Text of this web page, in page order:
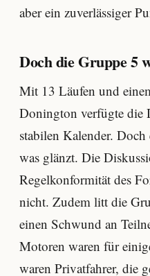
aber ein zuverlässiger
Doch die Gruppe 5
Mit 13 Läufen und
Donington verfügte die
stabilen Kalender.
was glänzt. Die
Regelkonformität des
nicht. Zudem litt die
einen Schwund an
Motoren waren für
waren Privatfahrer, die